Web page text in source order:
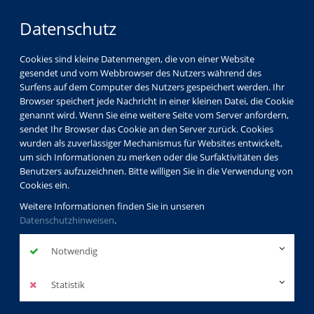
Datenschutz
Cookies sind kleine Datenmengen, die von einer Website
gesendet und vom Webbrowser des Nutzers während des
Surfens auf dem Computer des Nutzers gespeichert werden. Ihr
Browser speichert jede Nachricht in einer kleinen Datei, die Cookie
genannt wird. Wenn Sie eine weitere Seite vom Server anfordern,
sendet Ihr Browser das Cookie an den Server zurück. Cookies
wurden als zuverlässiger Mechanismus für Websites entwickelt,
um sich Informationen zu merken oder die Surfaktivitäten des
Benutzers aufzuzeichnen. Bitte willigen Sie in die Verwendung von
Cookies ein.
Weitere Informationen finden Sie in unseren
Datenschutzhinweisen.
Notwendig
Statistik